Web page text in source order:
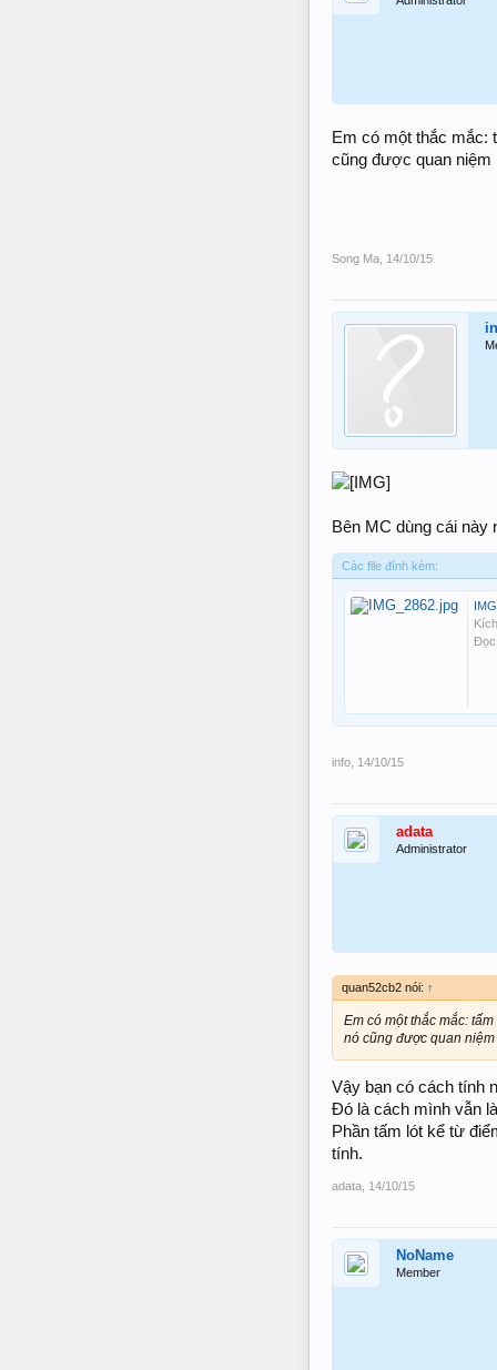
Em có một thắc mắc:
cũng được quan niệm
Song Ma 14/10/15
Bên MC dùng cái này
Các file đính kèm:
info 14/10/15
adata
Administrator
quan52cb2 nói: ↑
Em có một thắc mắc:
nó cũng được quan
Vậy bạn có cách tính
Đó là cách mình vẫn
Phần tấm lót kể từ
tính.
adata 14/10/15
NoName
Member